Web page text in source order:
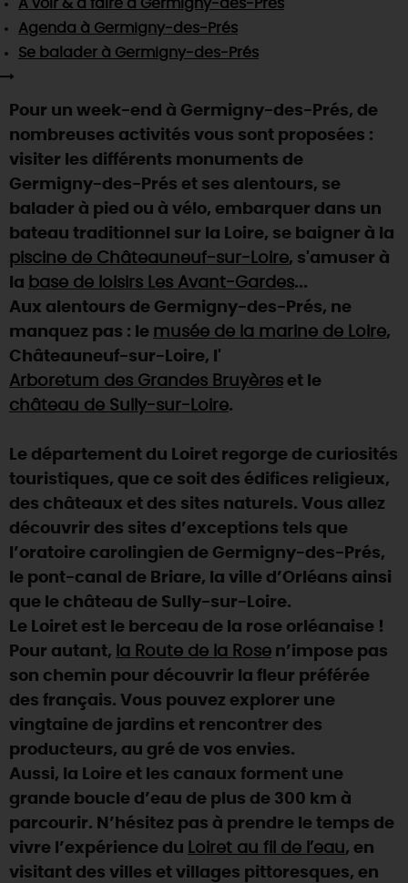
TOUTES LES ACTIVITÉS
Visitesgourmandesetcréatives
Vins etvignobles
Chic,une aire de pique-nique
Que rapporter du Loiret ?
La Route des Métiers d'Art
TOUT L'ART DE VIVRE
Des vacances auprès des animaux 🐎
(re)Découvrir les coulisses de la Faïencerie de
Expérimenterles parcours Baludik🕵️
Une saison de festivals 🎉
Rendez-vous de la nature en 2026
Des sorties en famille dans le Loiret !
Programme des animations "Loiret au fil de l'eau"
Où sortir ?
AUJOURD'HUI
DEMAIN
CE WEEK-END
CETTE SEMAINE
TOUT L'AGENDA
SE REPÉRER,SE DÉPLACER
INFOS &SERVICES
À voir & à faire à Germigny-des-Prés
Agenda à Germigny-des-Prés
Se balader à Germigny-des-Prés
Pour un week-end à Germigny-des-Prés, de
nombreuses activités vous sont proposées :
visiter les différents monuments de
Germigny-des-Prés et ses alentours, se
balader à pied ou à vélo, embarquer dans un
bateau traditionnel sur la Loire, se baigner à la
piscine de Châteauneuf-sur-Loire, s'amuser à
la base de loisirs Les Avant-Gardes...
Aux alentours de Germigny-des-Prés, ne
manquez pas : le musée de la marine de Loire,
Châteauneuf-sur-Loire, l'
Arboretum des Grandes Bruyères et le
château de Sully-sur-Loire.
Le département du Loiret regorge de curiosités
touristiques, que ce soit des édifices religieux,
des châteaux et des sites naturels. Vous allez
découvrir des sites d’exceptions tels que
l’oratoire carolingien de Germigny-des-Prés,
le pont-canal de Briare, la ville d’Orléans ainsi
que le château de Sully-sur-Loire.
Le Loiret est le berceau de la rose orléanaise !
Pour autant, la Route de la Rose n’impose pas
son chemin pour découvrir la fleur préférée
des français. Vous pouvez explorer une
vingtaine de jardins et rencontrer des
producteurs, au gré de vos envies.
Aussi, la Loire et les canaux forment une
grande boucle d’eau de plus de 300 km à
parcourir. N’hésitez pas à prendre le temps de
vivre l’expérience du Loiret au fil de l’eau, en
visitant des villes et villages pittoresques, en